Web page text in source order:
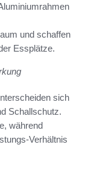
und schaffen
Essplätze.
sich
Schallschutz.
während
Verhältnis